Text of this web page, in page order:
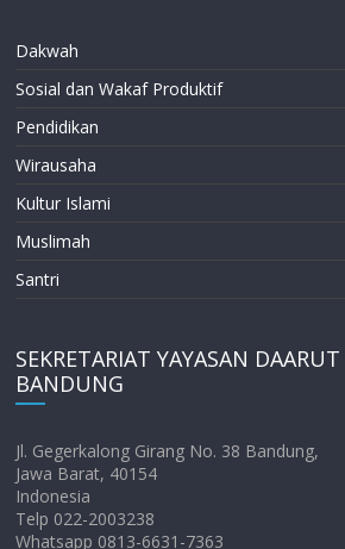
Dakwah
Sosial dan Wakaf Produktif
Pendidikan
Wirausaha
Kultur Islami
Muslimah
Santri
SEKRETARIAT YAYASAN
BANDUNG
Jl. Gegerkalong Girang No. 38 Bandung,
Jawa Barat, 40154
Indonesia
Telp 022-2003238
Whatsapp 0813-6631-7363